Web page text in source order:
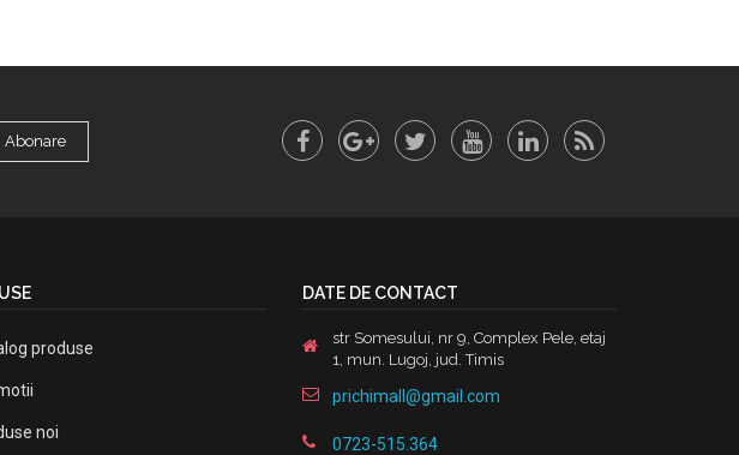
Abonare
produse
noi
DATE DE CONTACT
str Somesului, nr 9, Complex Pele, etaj
1, mun. Lugoj, jud. Timis
prichimall@gmail.com
0723-515.364